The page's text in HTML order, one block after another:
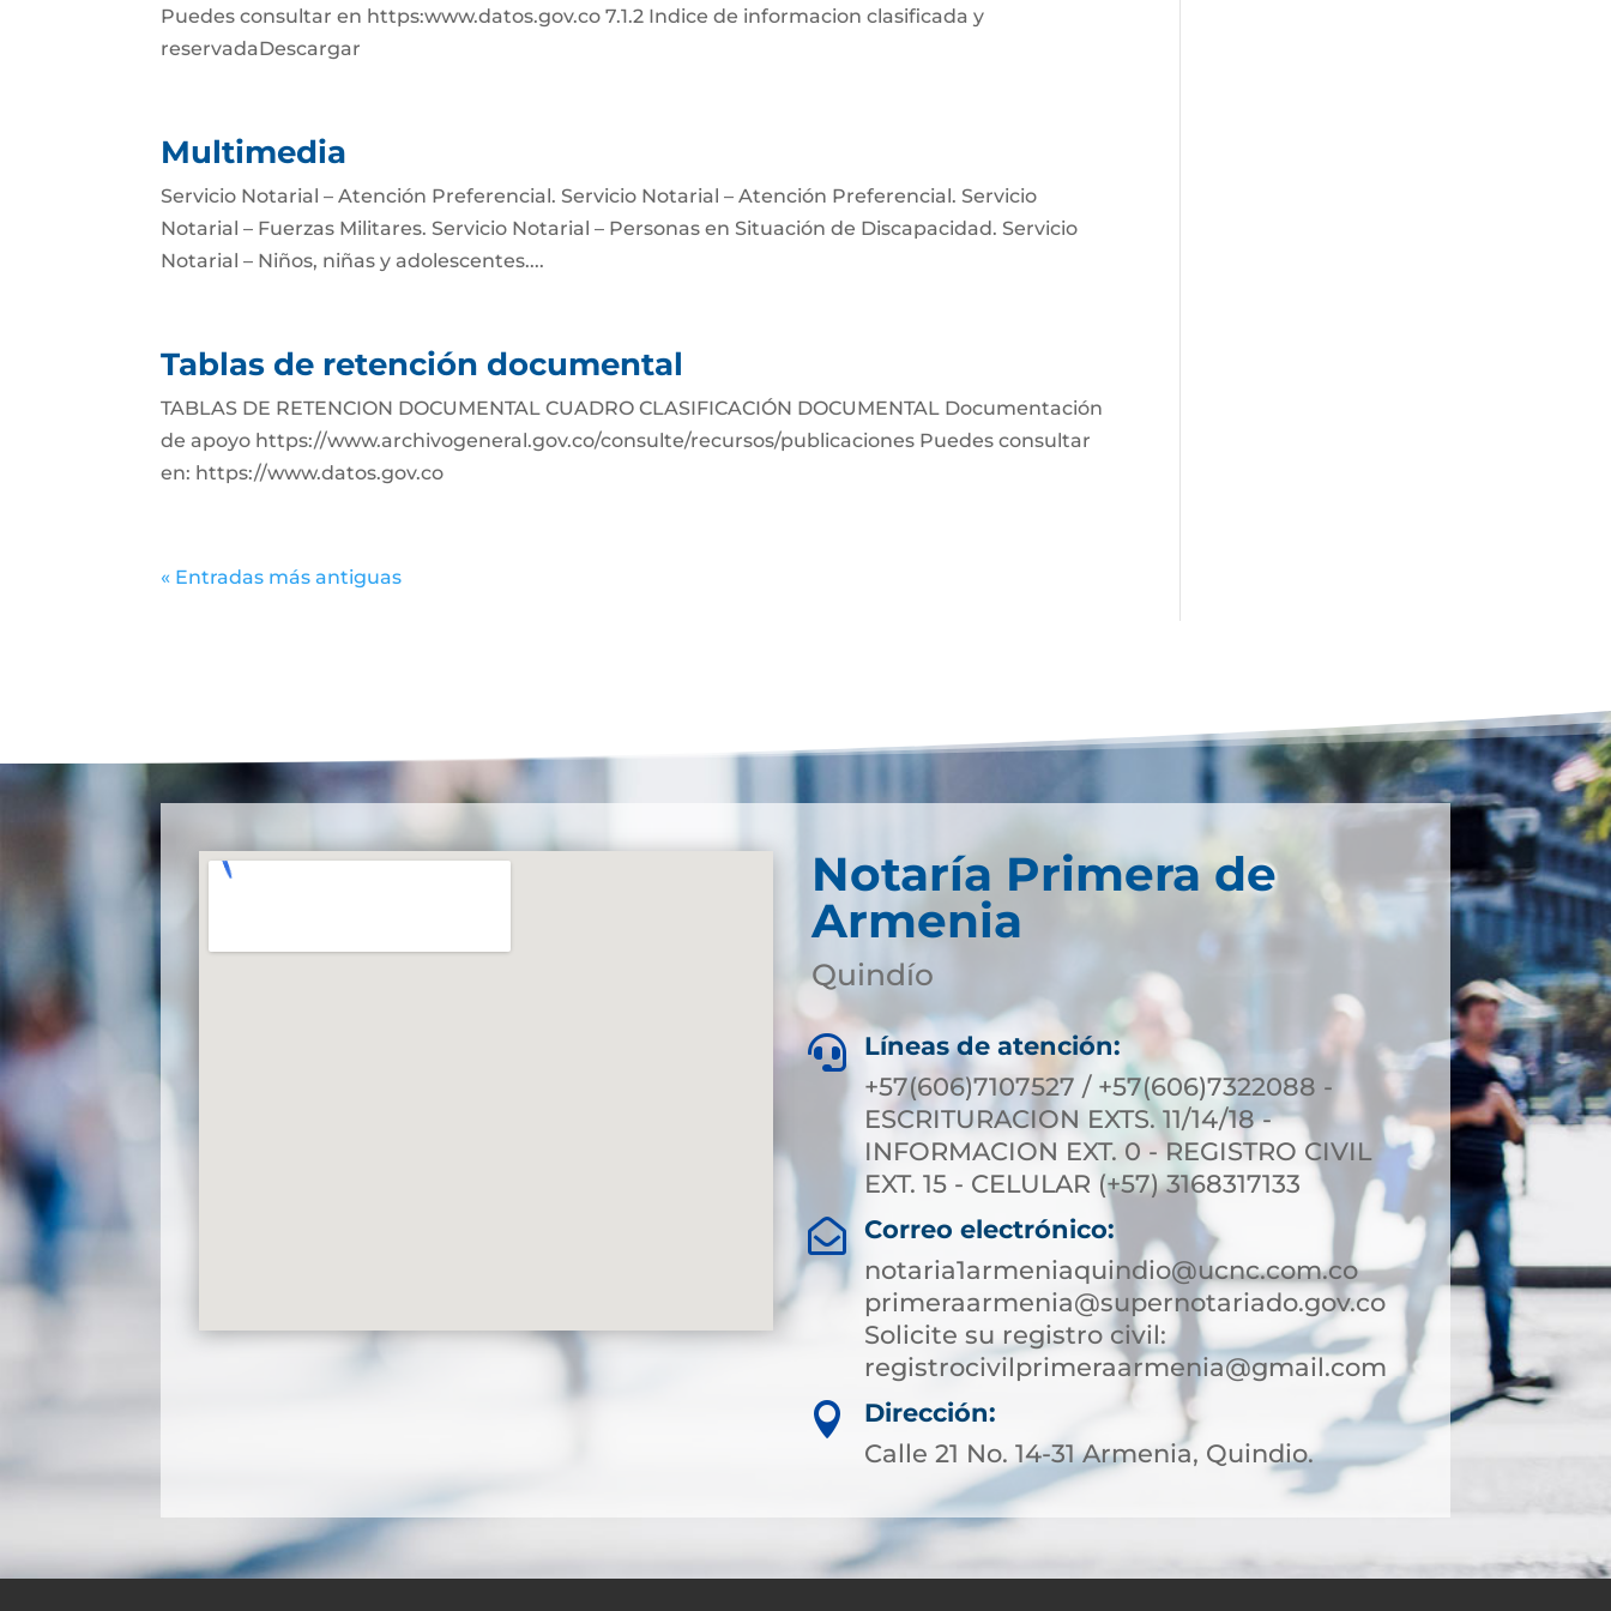
Puedes consultar en https:www.datos.gov.co 7.1.2 Indice de informacion clasificada y
reservadaDescargar
Multimedia
Servicio Notarial – Atención Preferencial. Servicio Notarial – Atención Preferencial. Servicio
Notarial – Fuerzas Militares. Servicio Notarial – Personas en Situación de Discapacidad. Servicio
Notarial – Niños, niñas y adolescentes....
Tablas de retención documental
TABLAS DE RETENCION DOCUMENTAL CUADRO CLASIFICACIÓN DOCUMENTAL Documentación
de apoyo https://www.archivogeneral.gov.co/consulte/recursos/publicaciones Puedes consultar
en: https://www.datos.gov.co
« Entradas más antiguas
Notaría Primera de
Armenia
Quindío

Líneas de atención:
+57(606)7107527 / +57(606)7322088 -
ESCRITURACION EXTS. 11/14/18 -
INFORMACION EXT. 0 - REGISTRO CIVIL
EXT. 15 - CELULAR (+57) 3168317133

Correo electrónico:
notaria1armeniaquindio@ucnc.com.co
primeraarmenia@supernotariado.gov.co
Solicite su registro civil:
registrocivilprimeraarmenia@gmail.com

Dirección:
Calle 21 No. 14-31 Armenia, Quindio.